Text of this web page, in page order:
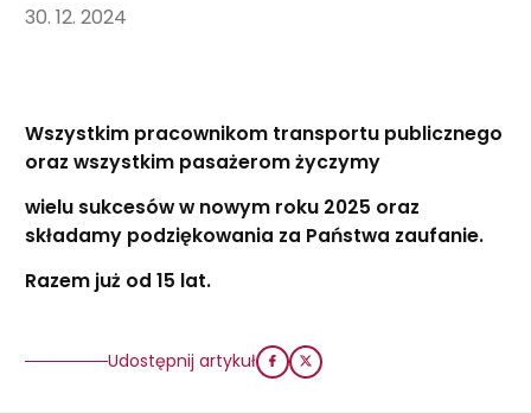
30. 12. 2024
Wszystkim pracownikom transportu publicznego
oraz wszystkim pasażerom życzymy
wielu sukcesów w nowym roku 2025 oraz
składamy podziękowania za Państwa zaufanie.
Razem już od 15 lat.
Udostępnij artykuł